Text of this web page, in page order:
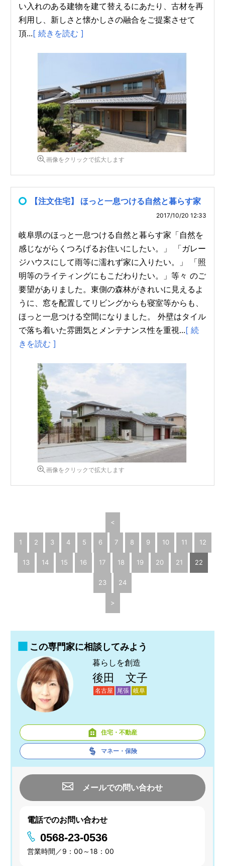
い入れのある建物を建て替えるにあたり、古材を再
利用し、新しさと懐かしさの融合をご提案させて
頂...[ 続きを読む ]
画像をクリックで拡大します
【注文住宅】 ほっと一息つける自然と暮らす家
2017/10/20 12:33
岐阜県のほっと一息つける自然と暮らす家「自然を
感じながらくつろげるお住いにしたい。」 「ガレー
ジハウスにして雨等に濡れず家に入りたい。」 「照
明等のライティングにもこだわりたい。」等々 のご
要望がありました。東側の森林がきれいに見えるよ
うに、窓を配置してリビングからも寝室等からも、
ほっと一息つける空間になりました。 外壁はタイル
で落ち着いた雰囲気とメンテナンス性を重視...[ 続
きを読む ]
画像をクリックで拡大します
<
1 2 3 4 5 6 7 8 9 10 11 12
13 14 15 16 17 18 19 20 21 22
23 24
>
この専門家に相談してみよう
暮らしを創造
後田 文子
名古屋 尾張 岐阜
住宅・不動産
マネー・保険
メールでの問い合わせ
電話でのお問い合わせ
0568-23-0536
営業時間／9：00～18：00